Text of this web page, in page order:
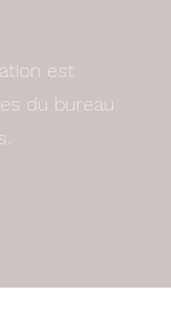
est
du bureau